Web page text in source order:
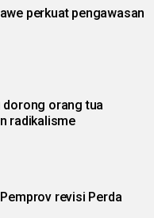
perkuat pengawasan
dorong orang tua
radikalisme
revisi Perda